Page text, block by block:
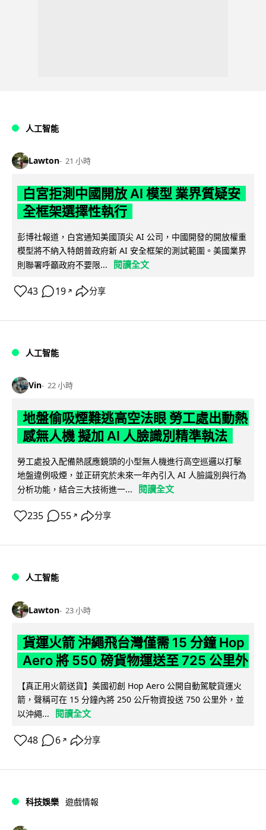
人工智能
Lawton 21 小時
白宮拒測中國開放 AI 模型 業界質疑安
全框架選擇性執行
彭博社報道，白宮通知美國頂尖 AI 公司，中國開發的開放權重
模型將不納入特朗普政府新 AI 安全框架的測試範圍。美國業界
則聯署呼籲政府不要限...
閱讀全文
43 19 ↗ 分享
人工智能
Vin 22 小時
地盤偷吸煙難逃高空法眼 勞工處出動熱
感無人機 擬加 AI 人臉識別精準執法
勞工處投入配備熱感應鏡頭的小型無人機進行高空巡邏以打擊
地盤違例吸煙，並正研究於未來一年內引入 AI 人臉識別與行為
分析功能，結合三大技術進一...
閱讀全文
235 55 ↗ 分享
人工智能
Lawton 23 小時
貨運火箭 沖繩飛台灣僅需 15 分鐘 Hop
Aero 將 550 磅貨物運送至 725 公里外
【真正用火箭送貨】美國初創 Hop Aero 公開自動駕駛貨運火
箭，聲稱可在 15 分鐘內將 250 公斤物資投送 750 公里外，並
以沖繩...
閱讀全文
48 6 ↗ 分享
科技娛樂 遊戲情報